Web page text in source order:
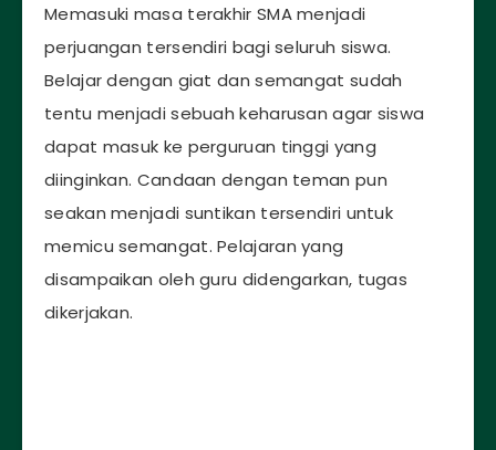
Memasuki masa terakhir SMA menjadi
perjuangan tersendiri bagi seluruh siswa.
Belajar dengan giat dan semangat sudah
tentu menjadi sebuah keharusan agar siswa
dapat masuk ke perguruan tinggi yang
diinginkan. Candaan dengan teman pun
seakan menjadi suntikan tersendiri untuk
memicu semangat. Pelajaran yang
disampaikan oleh guru didengarkan, tugas
dikerjakan.